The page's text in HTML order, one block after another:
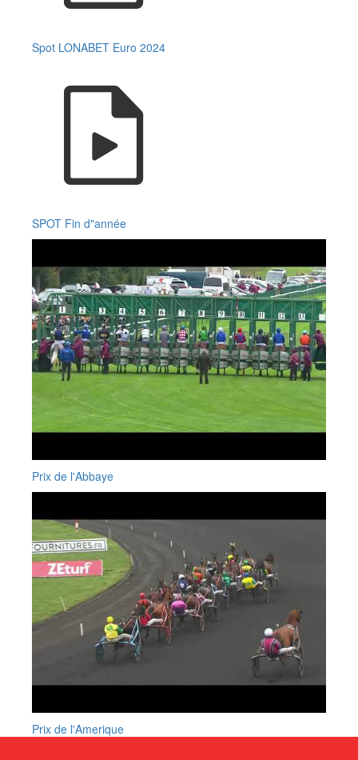
Spot LONABET Euro 2024
SPOT Fin d"année
Prix de l'Abbaye
Prix de l'Amerique